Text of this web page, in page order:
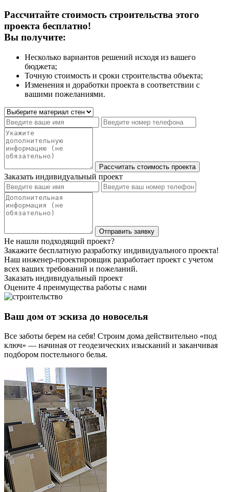
Рассчитайте стоимость строительства этого
проекта бесплатно!
Вы получите:
Несколько вариантов решений исходя из вашего
бюджета;
Точную стоимость и сроки строительства объекта;
Изменения и доработки проекта в соответствии с
вашими пожеланиями.
Заказать индивидуальный проект
Не нашли подходящий проект?
Закажите бесплатную разработку индивидуального проекта!
Наш инженер-проектировщик разработает проект с учетом
всех ваших требований и пожеланий.
Заказать индивидуальный проект
Оцените 4 преимущества работы с нами
Ваш дом от эскиза до новоселья
Все заботы берем на себя! Строим дома действительно «под
ключ» — начиная от геодезических изысканий и заканчивая
подбором постельного белья.